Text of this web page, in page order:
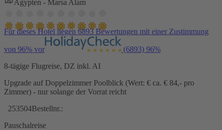
Ägypten - Marsa Alam
Für dieses Hotel liegen 6893 Bewertungen mit einer Zustimmung
von 96% vor (6893) 96%
8-tägige Flugreise, DZ inkl. AI
Upgrade auf Doppelzimmer Poolblick (Wert: € ca. € 84,- pro
Zimmer) - nur solange der Vorrat reicht
253504Bestellnr.:
Pauschalreise